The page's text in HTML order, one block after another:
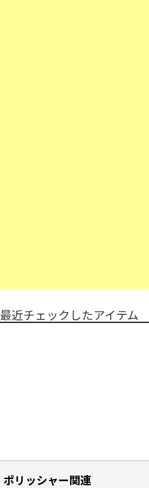
最近チェックしたアイテム
ポリッシャー関連